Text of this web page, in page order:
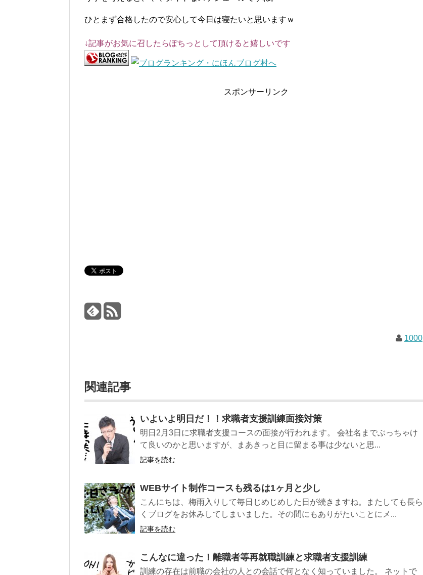
ひとまず合格したので安心して今日は寝たいと思いますｗ
↓記事がお気に召したらぽちっとして頂けると嬉しいです
スポンサーリンク
1000
関連記事
いよいよ明日だ！！求職者支援訓練面接対策
明日2月3日に求職者支援コースの面接が行われます。 会社名までぶっちゃけ
て良いのかと思いますが、まあきっと目に留まる事は少ないと思...
記事を読む
WEBサイト制作コースも残るは1ヶ月と少し
こんにちは、梅雨入りして毎日じめじめした日が続きますね。またしても長ら
くブログをお休みしてしまいました。その間にもありがたいことにメ...
記事を読む
こんなに違った！離職者等再就職訓練と求職者支援訓練
訓練の存在は前職の会社の人との会話で何となく知っていました。 ネットで